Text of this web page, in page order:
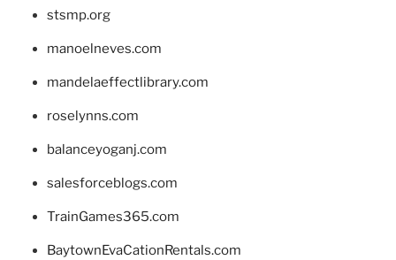
stsmp.org
manoelneves.com
mandelaeffectlibrary.com
roselynns.com
balanceyoganj.com
salesforceblogs.com
TrainGames365.com
BaytownEvaCationRentals.com